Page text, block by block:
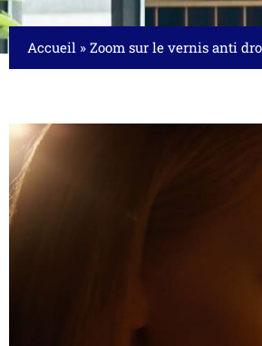
Accueil » Zoom sur le vernis anti